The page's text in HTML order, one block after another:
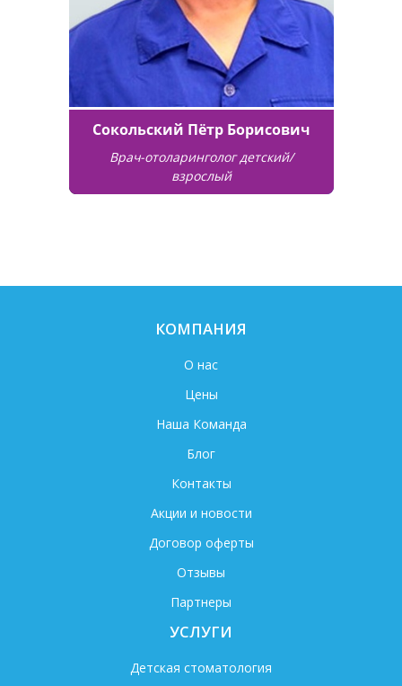
Сокольский Пётр Борисович
Врач-отоларинголог детский/
взрослый
КОМПАНИЯ
О нас
Цены
Наша Команда
Блог
Контакты
Акции и новости
Договор оферты
Отзывы
Партнеры
УСЛУГИ
Детская стоматология